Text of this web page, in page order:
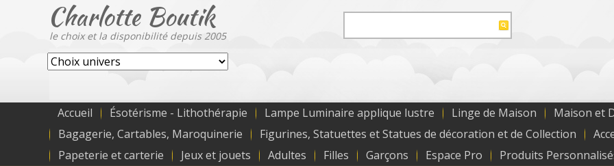
Charlotte Boutik
le choix et la disponibilité depuis 2005
Accueil Ésotérisme - Lithothérapie Lampe Luminaire applique lustre Linge de Maison Maison et
Bagagerie, Cartables, Maroquinerie
Figurines, Statuettes et Statues de décoration et de Collection
Papeterie et carterie
Jeux et jouets Adultes Filles Garçons Espace Pro Produits